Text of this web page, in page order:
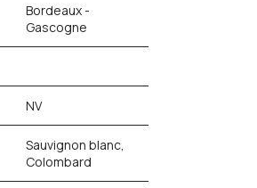
Bordeaux -
Gascogne
NV
Sauvignon blanc,
Colombard